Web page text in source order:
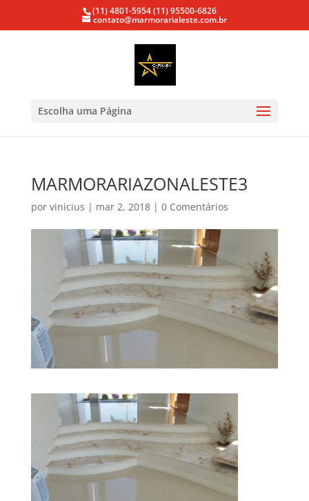
(11) 4801-5954(11) 95500-6826
contato@marmorarialeste.com.br
Escolha uma Página
MARMORARIAZONALESTE3
por vinicius | mar 2, 2018| 0 Comentários